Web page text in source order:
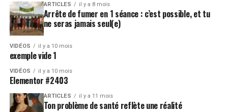
ARTICLES il y a 8 mois
Arrête de fumer en 1 séance : c’est possible, et tu
ne seras jamais seul(e)
VIDÉOS il y a 10 mois
exemple vide 1
VIDÉOS il y a 10 mois
Elementor #2403
ARTICLES il y a 11 mois
Ton problème de santé reflète une réalité